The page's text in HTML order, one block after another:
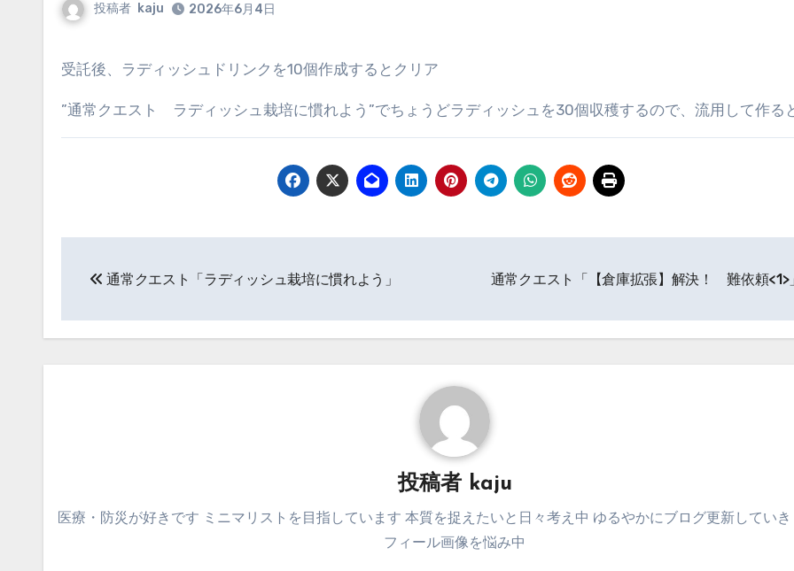
投稿者 kaju 2026年6月4日
受託後、ラディッシュドリンクを10個作成するとクリア
”通常クエスト ラディッシュ栽培に慣れよう”でちょうどラディッシュを30個収穫するので、流用して作る
ナ
ョ
通常クエスト「ラディッシュ栽培に慣れよう」 通常クエスト「【倉庫拡張】解決！ 難依頼
投稿者 kaju
医療・防災が好きです ミニマリストを目指しています 本質を捉えたいと日々考え中 ゆるやかにブログ更新してい
フィール画像を悩み中